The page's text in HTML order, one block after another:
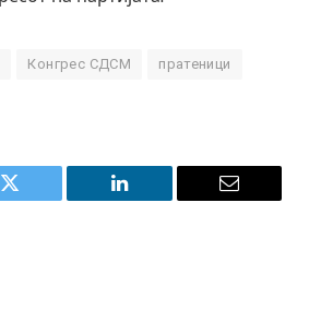
Конгрес СДСМ пратеници
Twitter LinkedIn Email